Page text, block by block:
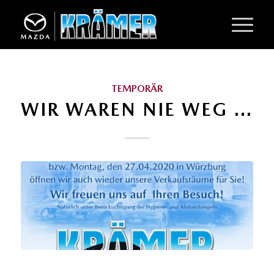
TEMPORÄR
WIR WAREN NIE WEG …